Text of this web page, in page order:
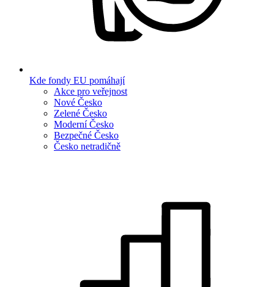
Kde fondy EU pomáhají
Akce pro veřejnost
Nové Česko
Zelené Česko
Moderní Česko
Bezpečné Česko
Česko netradičně